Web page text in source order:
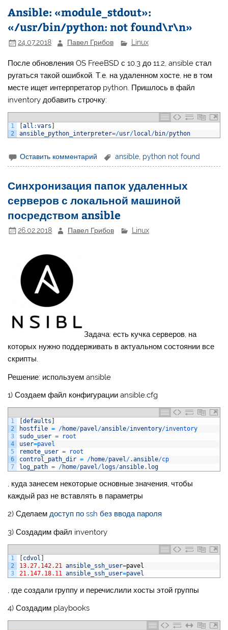
Ansible: «module_stdout»:
«/usr/bin/python: not found\r\n»
24.07.2018 Павел Грибов Linux
После обновления OS FreeBSD с 10.3 до 11.2, ansible стал
ругаться такой ошибкой. Т.е. на удаленном хосте, не в том
месте ищет интерпретатор python. Пришлось в файл
inventory добавить строчку:
1
2
[all :vars
ansible_python_interpreter=/usr/local/bin/python
Оставить комментарий ansible python not found
Синхронизация папок удаленных
серверов с локальной машиной
посредством ansible
26.02.2018 Павел Грибов Linux
Задача: есть кучка серверов, на
которых нужно поддерживать в актуальном состоянии все
скрипты.
Решение: используем ansible
1) Создаем файл конфигурации ansible.cfg
1
2
3
4
5
6
7
[defaults
hostfile = /home/pavel/ansible/inventory/inventory
sudo_user =
root
user=pavel
remote_user =
root
control_path_dir = /home/pavel/.ansible/cp
log_path = /home/pavel/logs/ansible. log
, куда занесем некоторые основные значения, чтобы
каждый раз не вставлять в параметры
2) Сделаемдоступ по ssh без ввода пароля
3) Создадим файл inventory
1
2
3
[cdvol ]
13.27.142.21
ansible_ssh_user=pavel
21.147.18.11
ansible_ssh_user=pavel
, где создали группу и перечислили хосты этой группы
4) Создадим playbooks